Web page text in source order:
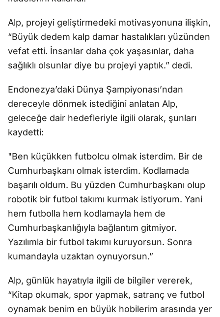
Alp, projeyi geliştirmedeki motivasyonuna ilişkin,
“Büyük dedem kalp damar hastalıkları yüzünden
vefat etti. İnsanlar daha çok yaşasınlar, daha
sağlıklı olsunlar diye bu projeyi yaptık.” dedi.
Endonezya’daki Dünya Şampiyonası’ndan
dereceyle dönmek istediğini anlatan Alp,
geleceğe dair hedefleriyle ilgili olarak, şunları
kaydetti:
"Ben küçükken futbolcu olmak isterdim. Bir de
Cumhurbaşkanı olmak isterdim. Kodlamada
başarılı oldum. Bu yüzden Cumhurbaşkanı olup
robotik bir futbol takımı kurmak istiyorum. Yani
hem futbolla hem kodlamayla hem de
Cumhurbaşkanlığıyla bağlantım gitmiyor.
Yazılımla bir futbol takımı kuruyorsun. Sonra
kumandayla uzaktan oynuyorsun.”
Alp, günlük hayatıyla ilgili de bilgiler vererek,
“Kitap okumak, spor yapmak, satranç ve futbol
oynamak benim en büyük hobilerim arasında yer